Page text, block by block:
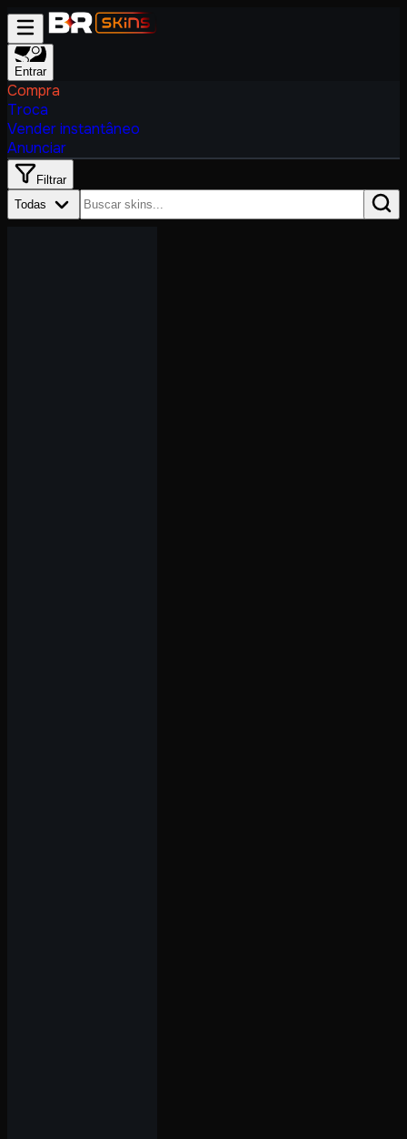
Entrar
Compra
Troca
Vender instantâneo
Anunciar
Filtrar
Todas